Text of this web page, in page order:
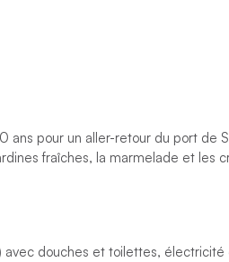
ans pour un aller-retour du port de
fraîches, la marmelade et les
avec douches et toilettes,